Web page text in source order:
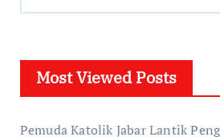
Most Viewed Posts
Pemuda Katolik Jabar Lantik